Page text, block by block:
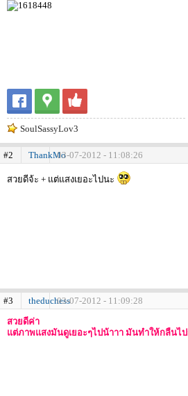
SoulSassyLov3
#2 ThankMo03-07-2012 - 11:08:26
สวยดีจ้ะ + แต่แสงเยอะไปนะ
#3 theduchess03-07-2012 - 11:09:28
สวยดีค่า
แต่ภาพแสงมันดูเยอะๆไปน้าาา มันทำให้กลืนไ